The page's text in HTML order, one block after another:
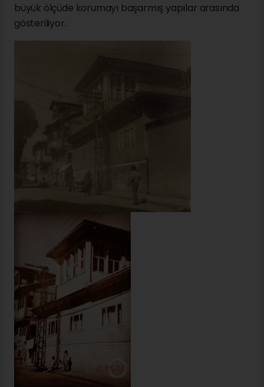
büyük ölçüde korumayı başarmış yapılar arasında
gösteriliyor.